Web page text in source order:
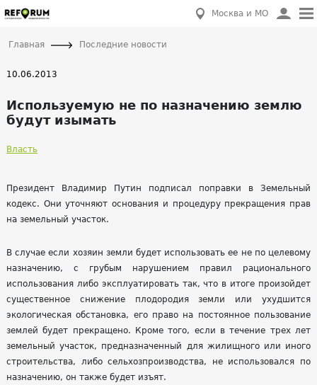
Москва и МО
Главная Последние новости
10.06.2013
Используемую не по назначению землю
будут изымать
Власть
Президент Владимир Путин подписал поправки в Земельный
кодекс. Они уточняют основания и процедуру прекращения прав
на земельный участок.
В случае если хозяин земли будет использовать ее не по целевому
назначению, с грубым нарушением правил рационального
использования либо эксплуатировать так, что в итоге произойдет
существенное снижение плодородия земли или ухудшится
экологическая обстановка, его право на постоянное пользование
землей будет прекращено. Кроме того, если в течение трех лет
земельный участок, предназначенный для жилищного или иного
строительства, либо сельхозпроизводства, не использовался по
назначению, он также будет изъят.